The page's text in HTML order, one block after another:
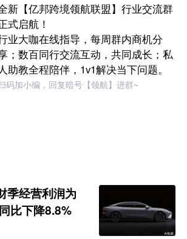
新【亿邦跨境领航联盟】行业交流群
式启航！
业大咖在线指导，每周群内商机分
；数百同行交流互动，共同成长；私
人助教全程陪伴，1v1解决当下问题。
码加小编，回复暗号【领航】进群~
季经营利润为
比下降8.8%